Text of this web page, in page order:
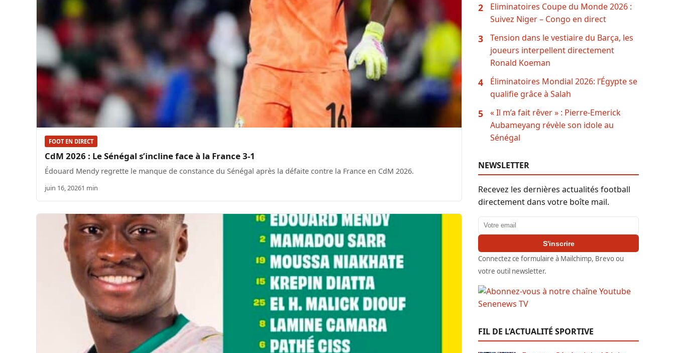
FOOT EN DIRECT
CdM 2026 : Le Sénégal s’incline face à la France 3-1
Édouard Mendy regrette le manque de constance du Sénégal après la défaite contre la France en CdM 2026.
juin 16, 20261 min
2
Eliminatoires Coupe du Monde 2026 :
Suivez Niger – Congo en direct
3
Tension dans le vestiaire du Barça, les
joueurs interpellent directement
Ronald Koeman
4
Éliminatoires Mondial 2026: l’Égypte se
qualifie grâce à Salah
5
« Il m’a fait rêver » : Pierre-Emerick
Aubameyang révèle son idole au
Sénégal
NEWSLETTER
Recevez les dernières actualités football
directement dans votre boîte mail.
Adresse email
S'inscrire
Connectez ce formulaire à Mailchimp, Brevo ou
votre outil newsletter.
FIL DE L’ACTUALITÉ SPORTIVE